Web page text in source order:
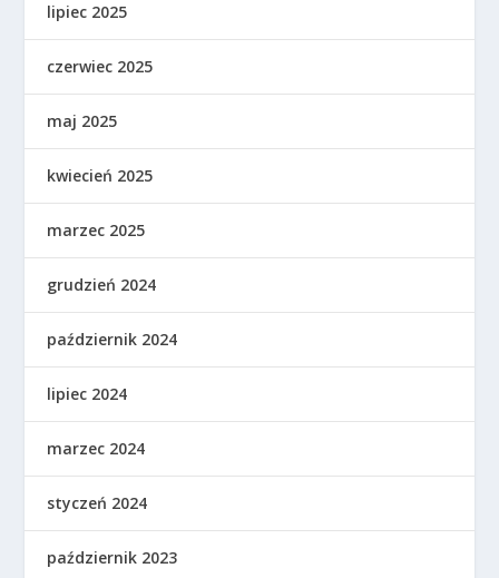
lipiec 2025
czerwiec 2025
maj 2025
kwiecień 2025
marzec 2025
grudzień 2024
październik 2024
lipiec 2024
marzec 2024
styczeń 2024
październik 2023